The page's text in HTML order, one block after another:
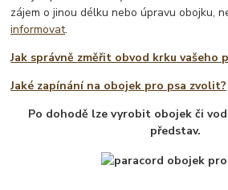
zájem o jinou délku nebo úpravu obojku,
informovat.
Jak správně změřit obvod krku vašeho
Jaké zapínání na obojek pro psa zvolit?
Po dohodě lze vyrobit obojek či
představ.